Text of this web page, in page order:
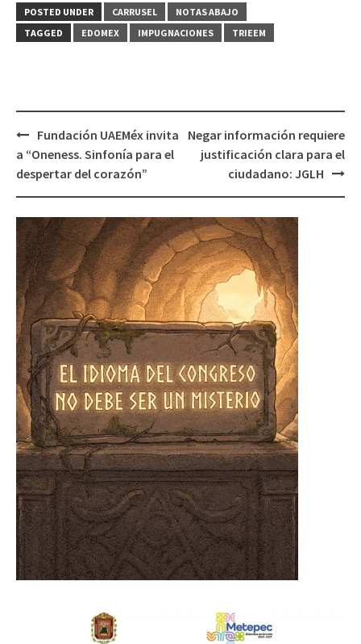
POSTED UNDER CARRUSEL
NOTAS ABAJO
TAGGED
EDOMEX IMPUGNACIONES TRIEEM
Post
navigation
Fundación UAEMéx invita
a “Oneness. Sinfonía para el
despertar del corazón”
Negar información requiere
justificación clara para el
ciudadano: JGLH